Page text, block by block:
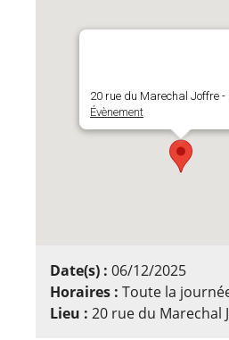
20 rue du Marechal Joffre
Évènement
Date(s) : 06/12/2025
Horaires : Toute la
Lieu : 20 rue du Marechal